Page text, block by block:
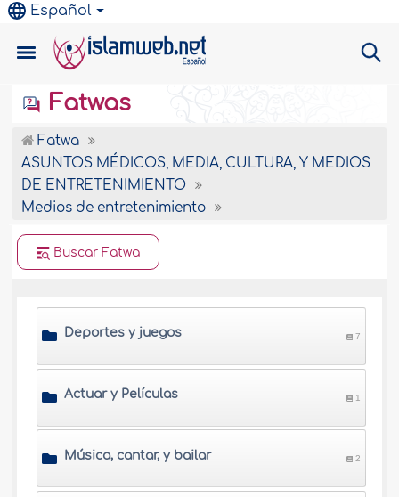
Español
Fatwas
Fatwa
ASUNTOS MÉDICOS, MEDIA, CULTURA, Y MEDIOS
DE ENTRETENIMIENTO
Medios de entretenimiento
Buscar Fatwa
Deportes y juegos 7
Actuar y Películas 1
Música, cantar, y bailar 2